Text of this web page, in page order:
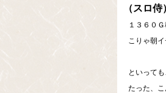
（スロ侍
１３６０
こりゃ朝
といって
たった、